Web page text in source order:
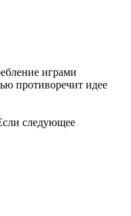
играми
противоречит идее
следующее